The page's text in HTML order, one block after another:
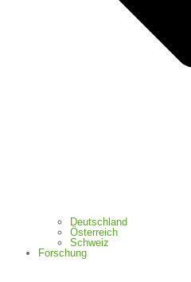
Deutschland
Österreich
Schweiz
Forschung